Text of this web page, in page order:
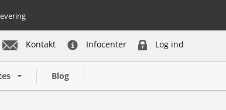
Kontakt Infocenter Log ind
Blog